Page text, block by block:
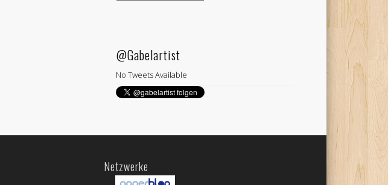
@Gabelartist
No Tweets Available
Netzwerke